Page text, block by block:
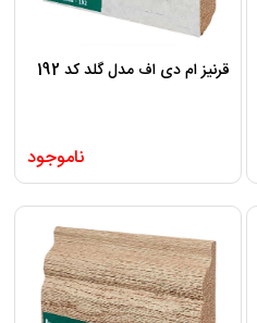
قرنیز ام دی اف مدل گلد کد 192
ناموجود